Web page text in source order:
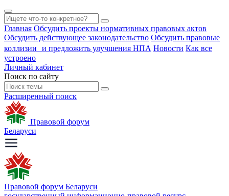
Главная Обсудить проекты нормативных правовых актов
Обсудить действующее законодательство Обсудить правовые
коллизии и предложить улучшения НПА Новости Как все
устроено
Личный кабинет
Поиск по сайту
Расширенный поиск
Правовой форум
Беларуси
Правовой форум Беларуси